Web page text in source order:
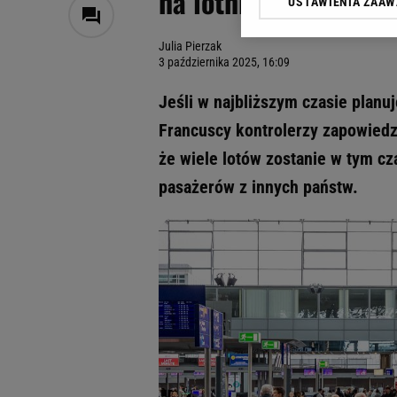
Julia Pierzak
3 października 2025, 16:09
Jeśli w najbliższym czasie
Francuscy kontrolerzy
że wiele lotów zostanie w tym
pasażerów z innych państw.
Klikając „Akceptuję”
odnośnik „Ustawienia
My, nasi Zaufani
Użycie dokładnych
Przechowywanie
badnie odbiorców i